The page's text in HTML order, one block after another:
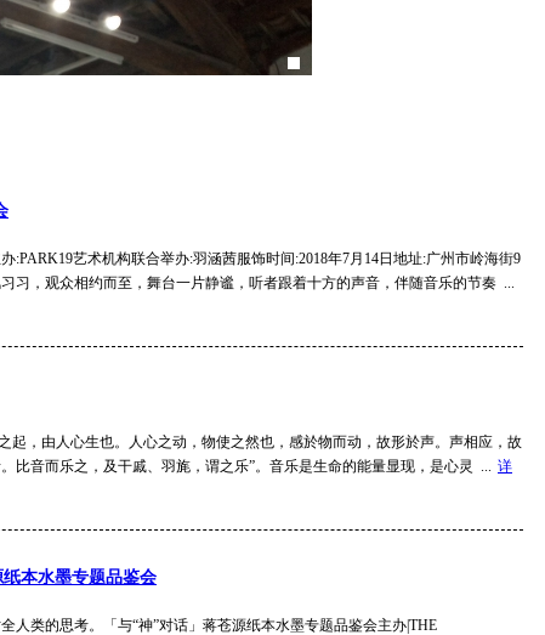
:PARK19艺术机构联合举办:羽涵茜服饰时间:2018年7月14日地址:广州市岭海街9
习，观众相约而至，舞台一片静谧，听者跟着十方的声音，伴随音乐的节奏 ...
之起，由人心生也。人心之动，物使之然也，感於物而动，故形於声。声相应，故
比音而乐之，及干戚、羽旄，谓之乐”。音乐是生命的能量显现，是心灵 ... 详
本水墨专题品鉴会
人类的思考。「与“神”对话」蒋苍源纸本水墨专题品鉴会主办|THE